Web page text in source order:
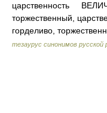
царственность
торжественный,
горделиво,
тезаурус синонимов русской